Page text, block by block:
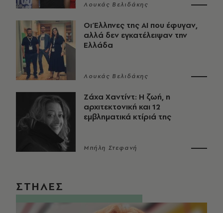
Λουκάς Βελιδάκης
Οι Έλληνες της ΑΙ που έφυγαν,
αλλά δεν εγκατέλειψαν την
Ελλάδα
Λουκάς Βελιδάκης
Ζάχα Χαντίντ: Η ζωή, η
αρχιτεκτονική και 12
εμβληματικά κτίριά της
Μπήλη Στεφανή
ΣΤΗΛΕΣ